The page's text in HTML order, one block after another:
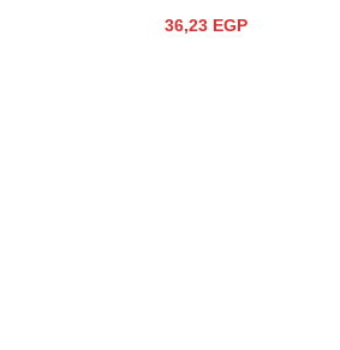
36,23 EGP